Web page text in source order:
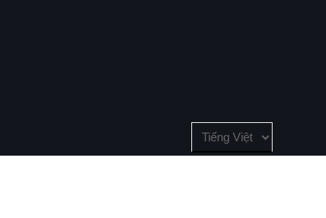
Choose